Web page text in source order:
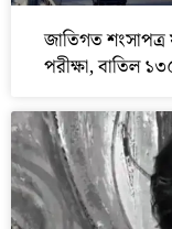
জাতিগত শংসাপত্র
পরীক্ষা, বাতিল